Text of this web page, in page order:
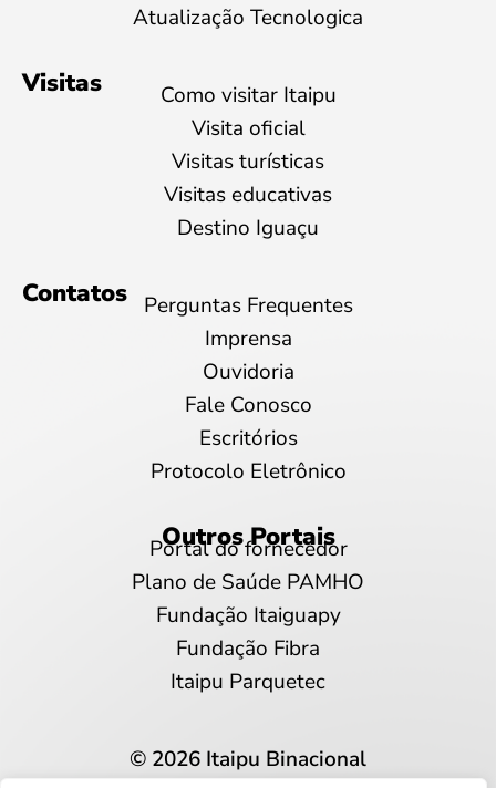
Atualização Tecnologica
Visitas
Como visitar Itaipu
Visita oficial
Visitas turísticas
Visitas educativas
Destino Iguaçu
Contatos
Perguntas Frequentes
Imprensa
Ouvidoria
Fale Conosco
Escritórios
Protocolo Eletrônico
Outros Portais
Portal do fornecedor
Plano de Saúde PAMHO
Fundação Itaiguapy
Fundação Fibra
Itaipu Parquetec
© 2026 Itaipu Binacional